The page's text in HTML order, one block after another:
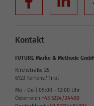
Kontakt
FUTURE Marke & Methode GmbH
Kirchstraße 25
6123 Terfens/Tirol
Mo - Do | 09:00 - 12:00 Uhr
Österreich +43 5224/24400